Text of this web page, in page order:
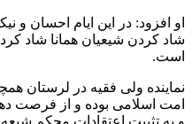
او افزود: در این ایام احسان و
شاد کردن شیعیان همانا شاد
است.
نماینده ولی فقیه در لرستان
امت اسلامی بوده و از فرصت
و به تثبیت اعتقادات محکم شیعه